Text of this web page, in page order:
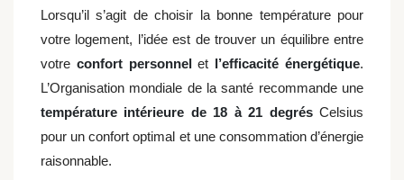
Lorsqu’il s’agit de choisir la bonne température pour
votre logement, l’idée est de trouver un équilibre entre
votre confort personnelet l’efficacité énergétique.
L’Organisation mondiale de la santé recommande une
température intérieure de 18 à 21 degrés Celsius
pour un confort optimal et une consommation d’énergie
raisonnable.